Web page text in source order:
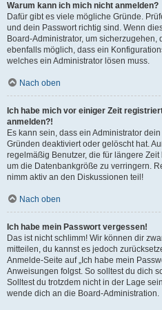
Warum kann ich mich nicht anmelden?
Dafür gibt es viele mögliche Gründe.
und dein Passwort richtig sind. Wenn
Board-Administrator, um sicherzugehen,
ebenfalls möglich, dass ein
welches ein Administrator lösen muss.
Nach oben
Ich habe mich vor einiger Zeit
anmelden?!
Es kann sein, dass ein Administrator
Gründen deaktiviert oder gelöscht hat.
regelmäßig Benutzer, die für längere
um die Datenbankgröße zu verringern.
nimm aktiv an den Diskussionen teil!
Nach oben
Ich habe mein Passwort vergessen!
Das ist nicht schlimm! Wir können dir
mitteilen, du kannst es jedoch
Anmelde-Seite auf „Ich habe mein
Anweisungen folgst. So solltest du dich
Solltest du trotzdem nicht in der Lage
wende dich an die Board-Administration.